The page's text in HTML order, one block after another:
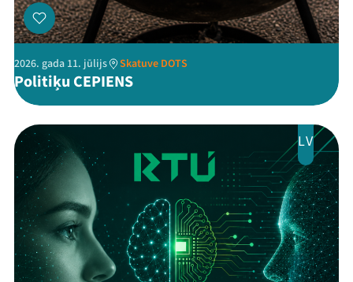
2026. gada 11. jūlijs Skatuve DOTS
Politiķu CEPIENS
LV